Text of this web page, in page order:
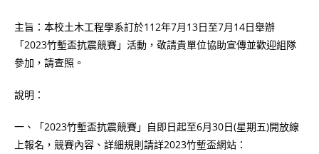
主旨：本校土木工程學系訂於112年7月13日至7月14日舉辦
「2023竹塹盃抗震競賽」活動，敬請貴單位協助宣傳並歡迎組隊
參加，請查照。
說明：
一、「2023竹塹盃抗震競賽」自即日起至6月30日(星期五)開放線
上報名，競賽內容、詳細規則請詳2023竹塹盃網站：